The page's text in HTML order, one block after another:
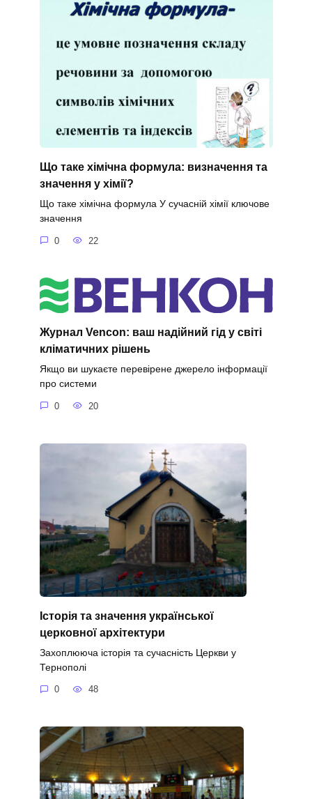
Що таке хімічна формула: визначення та
значення у хімії?
Що таке хімічна формула У сучасній хімії ключове
значення
0 22
Журнал Vencon: ваш надійний гід у світі
кліматичних рішень
Якщо ви шукаєте перевірене джерело інформації
про системи
0 20
Історія та значення української
церковної архітектури
Захоплююча історія та сучасність Церкви у
Тернополі
0 48